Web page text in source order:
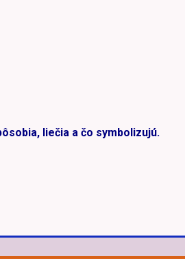
liečia a čo symbolizujú.